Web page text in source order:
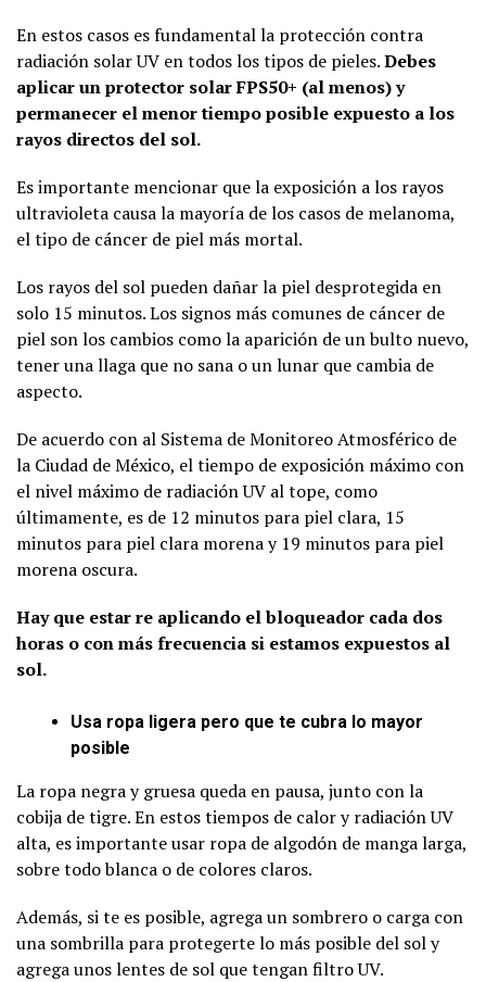
En estos casos es fundamental la protección contra
radiación solar UV en todos los tipos de pieles.Debes
aplicar un protector solar FPS50+ (al menos) y
permanecer el menor tiempo posible expuesto a los
rayos directos del sol.
Es importante mencionar que la exposición a los rayos
ultravioleta causa la mayoría de los casos de melanoma,
el tipo de cáncer de piel más mortal.
Los rayos del sol pueden dañar la piel desprotegida en
solo 15 minutos. Los signos más comunes de cáncer de
piel son los cambios como la aparición de un bulto nuevo,
tener una llaga que no sana o un lunar que cambia de
aspecto.
De acuerdo con al Sistema de Monitoreo Atmosférico de
la Ciudad de México, el tiempo de exposición máximo con
el nivel máximo de radiación UV al tope, como
últimamente, es de 12 minutos para piel clara, 15
minutos para piel clara morena y 19 minutos para piel
morena oscura.
Hay que estar re aplicando el bloqueador cada dos
horas o con más frecuencia si estamos expuestos al
sol.
Usa ropa ligera pero que te cubra lo mayor
posible
La ropa negra y gruesa queda en pausa, junto con la
cobija de tigre. En estos tiempos de calor y radiación UV
alta, es importante usar ropa de algodón de manga larga,
sobre todo blanca o de colores claros.
Además, si te es posible, agrega un sombrero o carga con
una sombrilla para protegerte lo más posible del sol y
agrega unos lentes de sol que tengan filtro UV.